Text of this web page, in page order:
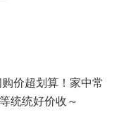
价超划算！家中常
统统好价收～